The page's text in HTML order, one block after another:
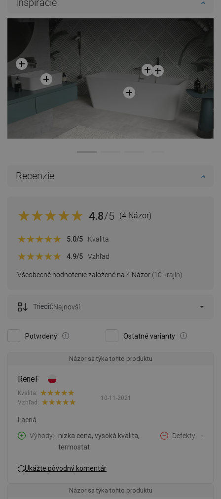
Recenzie
4.8/5 (4 Názor)
Všeobecné hodnotenie založené na 4 Názor (10 krajín)
5.0/5 Kvalita
4.9/5 Vzhľad
Potvrdený Ostatné varianty
Triediť:Najnovší
Názor sa týka tohto produktu
ReneF
10-11-2021
Kvalita:
Vzhľad:
Lacná
Výhody
nízka cena, vysoká kvalita,
termostat
Defekty -
Ukážte pôvodný komentár
Názor sa týka tohto produktu